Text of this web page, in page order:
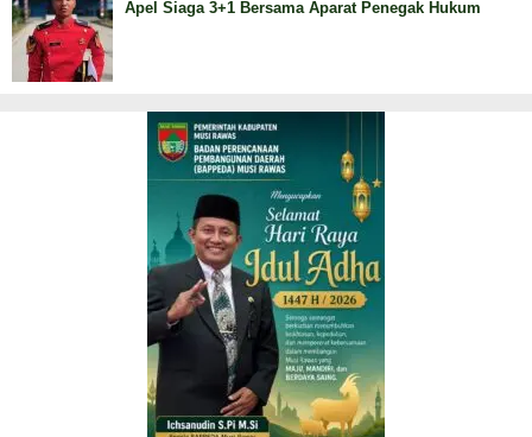
Apel Siaga 3+1 Bersama Aparat Penegak Hukum